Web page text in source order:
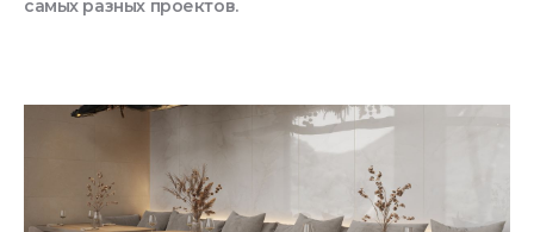
самых разных проектов.